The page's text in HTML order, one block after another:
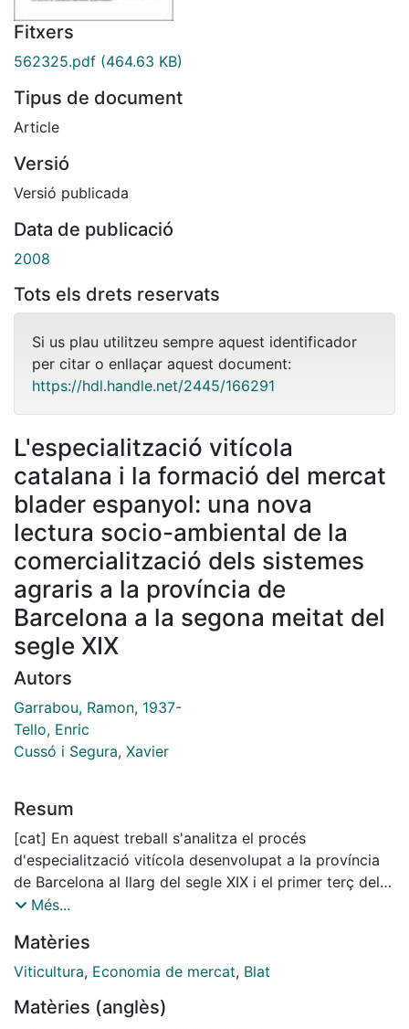
Fitxers
562325.pdf (464.63 KB)
Tipus de document
Article
Versió
Versió publicada
Data de publicació
2008
Tots els drets reservats
Si us plau utilitzeu sempre aquest identificador
per citar o enllaçar aquest document:
https://hdl.handle.net/2445/166291
L'especialització vitícola
catalana i la formació del mercat
blader espanyol: una nova
lectura socio-ambiental de la
comercialització dels sistemes
agraris a la província de
Barcelona a la segona meitat del
segle XIX
Autors
Garrabou, Ramon, 1937-
Tello, Enric
Cussó i Segura, Xavier
Resum
[cat] En aquest treball s'analitza el procés
d'especialització vitícola desenvolupat a la província
de Barcelona al llarg del segle XIX i el primer terç del
segle XX, des de l'òptica de les complexes i canviants
moment de ruptura de l'esmentat procés s'identifica
en el pas, abans i després de la crisi agrària finisecular,
regional fins a la primera globalització de l'agricultura
Més...
Matèries
Viticultura, Economia de mercat, Blat
Matèries (anglès)